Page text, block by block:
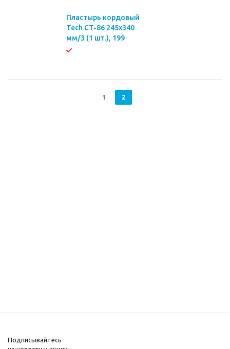
Пластырь кордовый
Tech CT-86 245х340
мм/3 (1 шт.), 199
1 2
Подписывайтесь